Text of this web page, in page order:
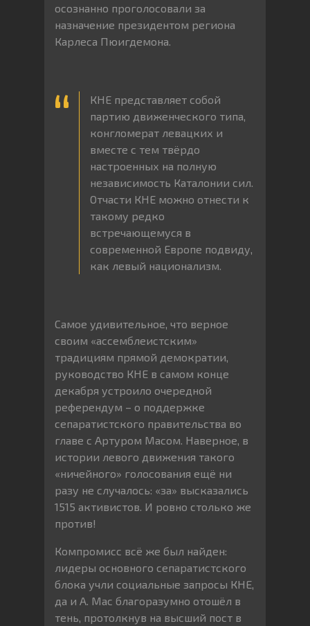
осознанно проголосовали за
назначение президентом региона
Карлеса Пюигдемона.
КНЕ представляет собой
партию движенческого типа,
конгломерат левацких и
вместе с тем твёрдо
настроенных на полную
независимость Каталонии сил.
Отчасти КНЕ можно отнести к
такому редко
встречающемуся в
современной Европе подвиду,
как левый национализм.
Самое удивительное, что верное
своим «ассемблеистским»
традициям прямой демократии,
руководство КНЕ в самом конце
декабря устроило очередной
референдум – о поддержке
сепаратистского правительства во
главе с Артуром Масом. Наверное, в
истории левого движения такого
«ничейного» голосования ещё ни
разу не случалось: «за» высказались
1515 активистов. И ровно столько же
против!
Компромисс всё же был найден:
лидеры основного сепаратистского
блока учли социальные запросы КНЕ,
да и А. Мас благоразумно отошёл в
тень, протолкнув на высший пост в